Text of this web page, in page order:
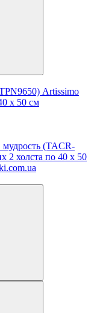
Artissimo
х 50 см